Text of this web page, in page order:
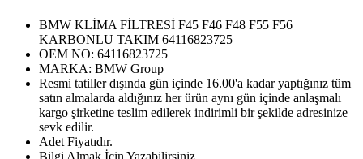
BMW KLİMA FİLTRESİ F45 F46 F48 F55 F56
KARBONLU TAKIM 64116823725
OEM NO: 64116823725
MARKA: BMW Group
Resmi tatiller dışında gün içinde 16.00'a kadar yaptığınız tüm
satın almalarda aldığınız her ürün aynı gün içinde anlaşmalı
kargo şirketine teslim edilerek indirimli bir şekilde adresinize
sevk edilir.
Adet Fiyatıdır.
Bilgi Almak İçin Yazabilirsiniz.